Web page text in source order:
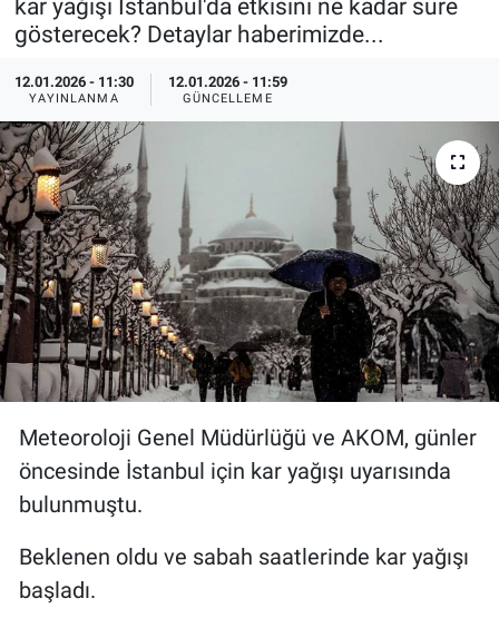
kar yağışı İstanbul'da etkisini ne kadar süre
gösterecek? Detaylar haberimizde...
12.01.2026 - 11:30
YAYINLANMA
12.01.2026 - 11:59
GÜNCELLEME
Meteoroloji Genel Müdürlüğü ve AKOM, günler
öncesinde İstanbul için kar yağışı uyarısında
bulunmuştu.
Beklenen oldu ve sabah saatlerinde kar yağışı
başladı.
Yazarlar
Medya
Kadın
Erişim Bilgileri
Sağlık
Teknoloji
Ramazan